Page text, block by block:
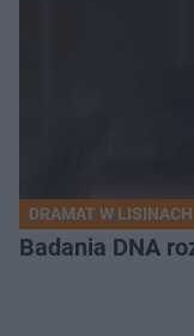
DRAMAT W LISINACH
Badania DNA